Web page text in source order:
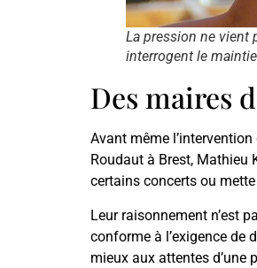
La pression ne vient
interrogent le
Des maires
Avant même
Roudaut à Brest, Mathieu
certains concerts ou
Leur raisonnement n’est
conforme à l’exigence de
mieux aux attentes d’une